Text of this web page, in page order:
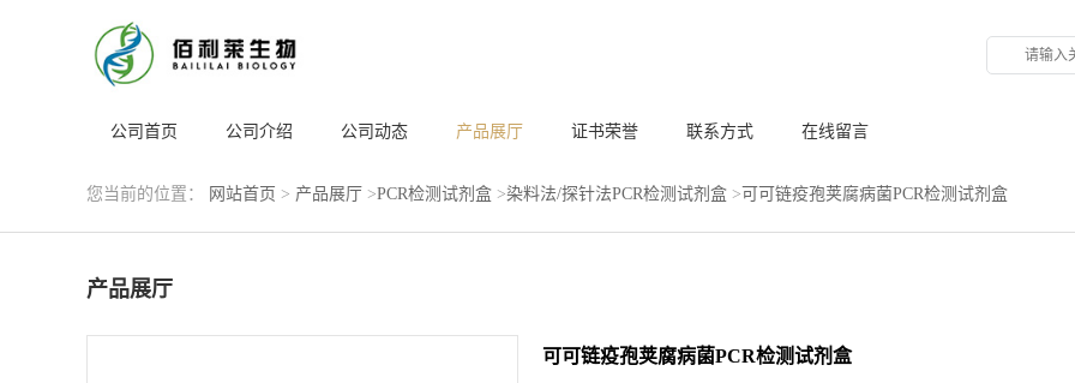
公司首页 公司介绍 公司动态 产品展厅 证书荣誉 联系方式 在线留言
您当前的位置： 网站首页 > 产品展厅 >PCR检测试剂盒 >染料法/探针法PCR检测试剂盒 > 可可链疫孢荚腐病菌PCR检测试剂盒
产品展厅
可可链疫孢荚腐病菌PCR检测试剂盒